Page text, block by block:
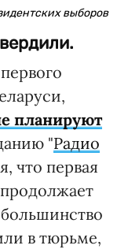
выборов
планируют
"Радио
что первая
в тюрьме,